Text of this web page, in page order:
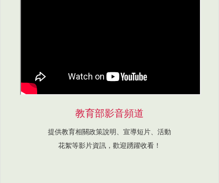
教育部影音頻道
提供教育相關政策說明、宣導短片、活動
花絮等影片資訊，歡迎踴躍收看！